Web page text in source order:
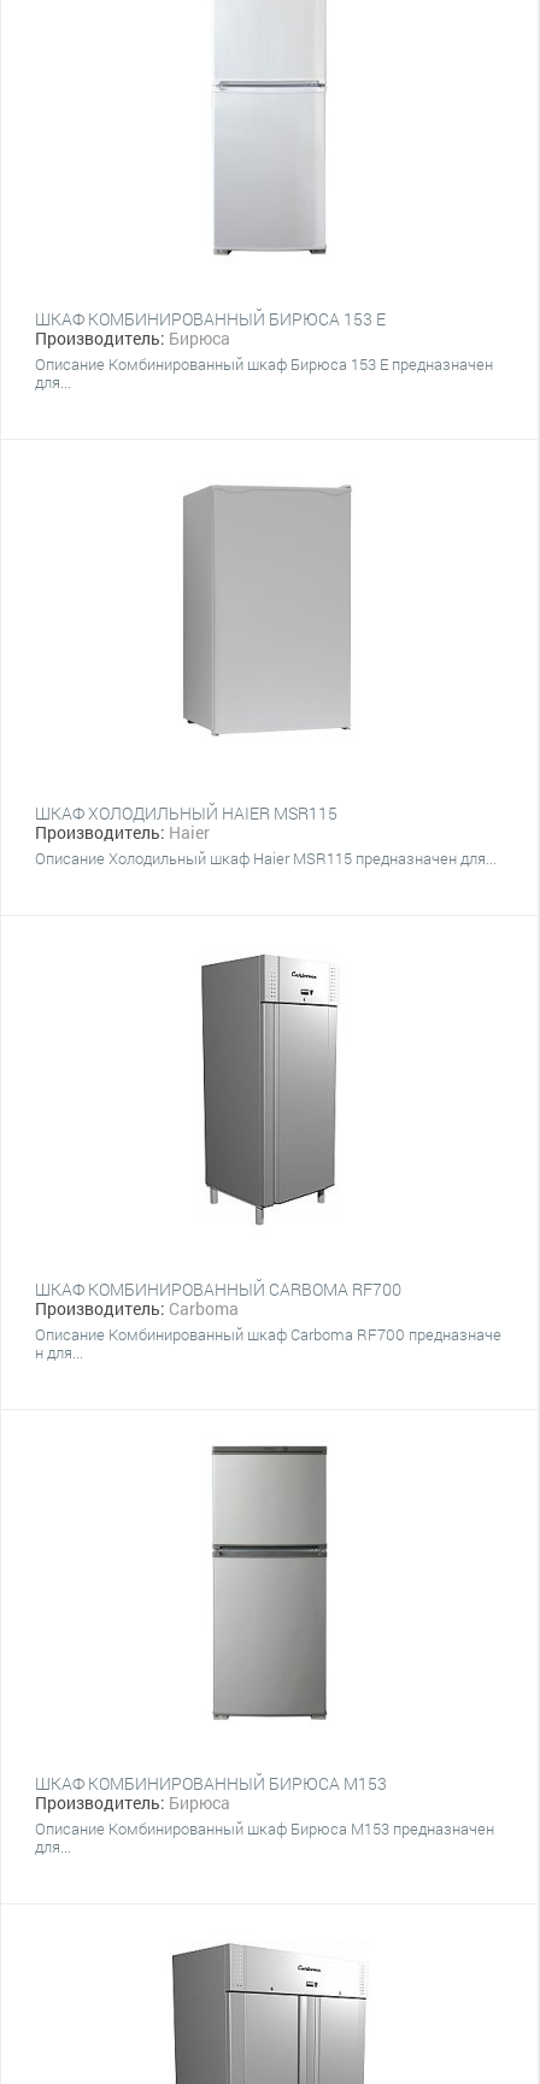
ШКАФ КОМБИНИРОВАННЫЙ БИРЮСА 153 Е
Производитель: Бирюса
Описание Комбинированный шкаф Бирюса 153 Е предназначен
для...
ШКАФ ХОЛОДИЛЬНЫЙ HAIER MSR115
Производитель: Haier
Описание Холодильный шкаф Haier MSR115 предназначен для...
ШКАФ КОМБИНИРОВАННЫЙ CARBOMA RF700
Производитель: Carboma
Описание Комбинированный шкаф Carboma RF700 предназначе
н для...
ШКАФ КОМБИНИРОВАННЫЙ БИРЮСА M153
Производитель: Бирюса
Описание Комбинированный шкаф Бирюса M153 предназначен
для...